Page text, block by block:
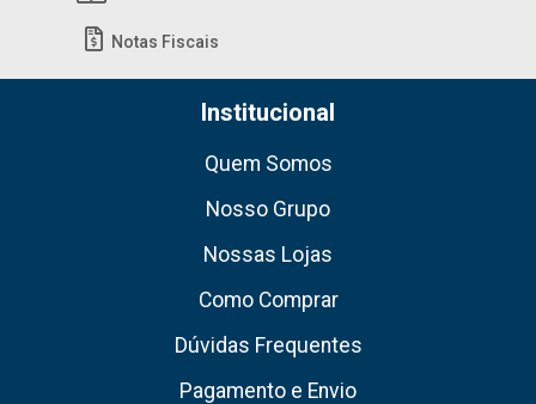
Notas Fiscais
Institucional
Quem Somos
Nosso Grupo
Nossas Lojas
Como Comprar
Dúvidas Frequentes
Pagamento e Envio